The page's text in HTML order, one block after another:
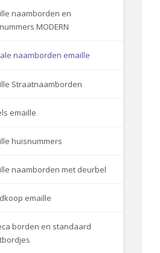
naamborden en
MODERN
naamborden emaille
Straatnaamborden
emaille
huisnummers
naamborden met deurbel
emaille
borden en standaard